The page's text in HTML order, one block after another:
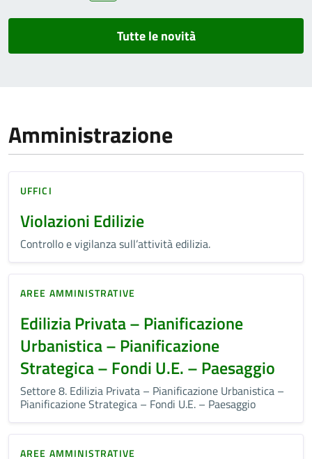
Tutte le novità
Amministrazione
UFFICI
Violazioni Edilizie
Controllo e vigilanza sull’attività edilizia.
AREE AMMINISTRATIVE
Edilizia Privata – Pianificazione
Urbanistica – Pianificazione
Strategica – Fondi U.E. – Paesaggio
Settore 8. Edilizia Privata – Pianificazione Urbanistica –
Pianificazione Strategica – Fondi U.E. – Paesaggio
AREE AMMINISTRATIVE